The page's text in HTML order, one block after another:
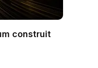
construit